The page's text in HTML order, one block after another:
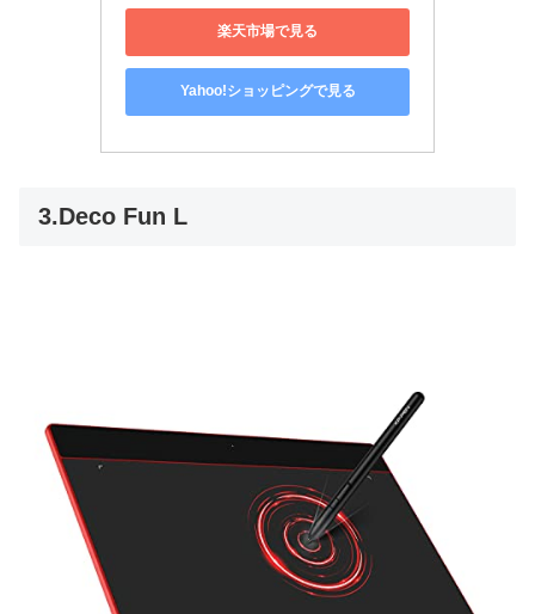
楽天市場で見る
Yahoo!ショッピングで見る
3.Deco Fun L